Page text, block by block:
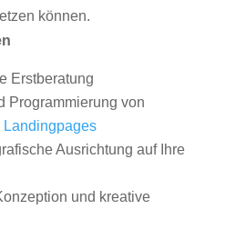
können.
Erstberatung
Programmierung von
Landingpages
Ausrichtung auf Ihre
und kreative